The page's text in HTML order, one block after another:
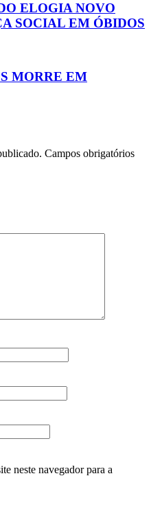
ELOGIA NOVO
SOCIAL EM ÓBIDOS
MORRE EM
Campos obrigatórios
neste navegador para a